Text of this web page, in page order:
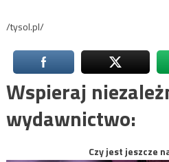
/tysol.pl/
Wspieraj
wydawnictwo:
Czy jest jeszcze